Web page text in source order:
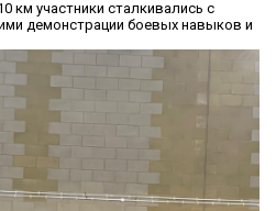
км участники сталкивались с
демонстрации боевых навыков и